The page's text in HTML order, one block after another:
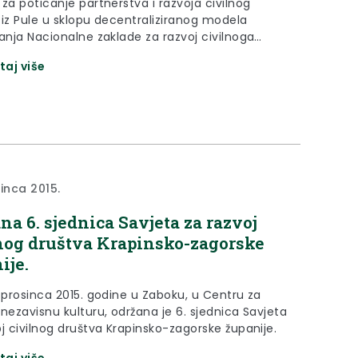
u sklopu decentraliziranog modela
Nacionalne zaklade za razvoj civilnoga
s ovogodišnjim korisnicima financijskih potpora
dobile su po 13 tisuća kuna, a bistrička
više
2015.
6. sjednica Savjeta za razvoj
društva Krapinsko-zagorske
prosinca 2015. godine u Zaboku, u Centru za
kulturu, održana je 6. sjednica Savjeta
civilnog društva Krapinsko-zagorske županije.